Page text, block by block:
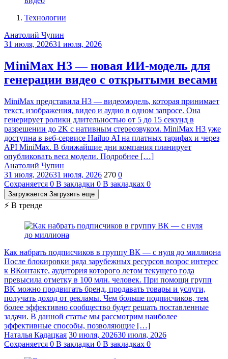
Технологии
Анатолий Чупин
31 июля, 202631 июля, 2026
MiniMax H3 — новая ИИ-модель для
генерации видео с открытыми весами
MiniMax представила H3 — видеомодель, которая принимает
текст, изображения, видео и аудио в одном запросе. Она
генерирует ролики длительностью от 5 до 15 секунд в
разрешении до 2K с нативным стереозвуком. MiniMax H3 уже
доступна в веб-сервисе Hailuo AI на платных тарифах и через
API MiniMax. В ближайшие дни компания планирует
опубликовать веса модели. Подробнее […]
Анатолий Чупин
31 июля, 202631 июля, 2026 270 0
Сохраняется 0 В закладки 0 В закладках 0
Загружается Загрузить еще
⚡ В тренде
Как набрать подписчиков в группу ВК — с нуля до миллиона
После блокировки ряда зарубежных ресурсов возрос интерес
к ВКонтакте, аудитория которого летом текущего года
превысила отметку в 100 млн. человек. При помощи групп
ВК можно продвигать бренд, продавать товары и услуги,
получать доход от рекламы. Чем больше подписчиков, тем
более эффективно сообщество будет решать поставленные
задачи. В данной статье мы рассмотрим наиболее
эффективные способы, позволяющие […]
Наталья Кадацкая 30 июля, 202630 июля, 2026
Сохраняется 0 В закладки 0 В закладках 0